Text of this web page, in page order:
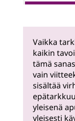
Vaikka
kaikin
tämä
vain
sisältää
yleisenä
yleisesti